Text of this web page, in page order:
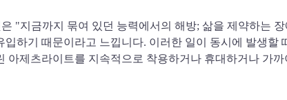
"지금까지 묶여 있던 능력에서의 해방; 삶을 제약하는
하기 때문이라고 느낍니다. 이러한 일이 동시에 발생할
제츠라이트를 지속적으로 착용하거나 휴대하거나 가